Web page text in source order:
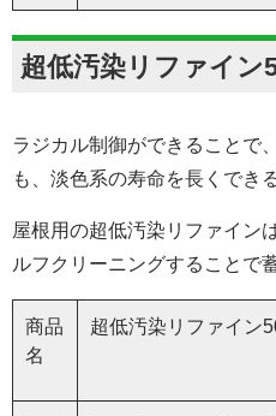
超低汚染リファイン
ラジカル制御ができることで
も、淡色系の寿命を長くでき
屋根用の超低汚染リファイン
ルフクリーニングすることで
商品
名
超低汚染リファイン